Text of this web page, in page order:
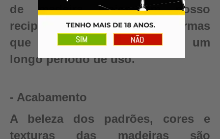
de madeira maior em nosso
recipientes para garantir reformas
que renovam seu barril para um
longo período de uso.
- Acabamento
A beleza dos padrões, cores e
texturas das madeiras são